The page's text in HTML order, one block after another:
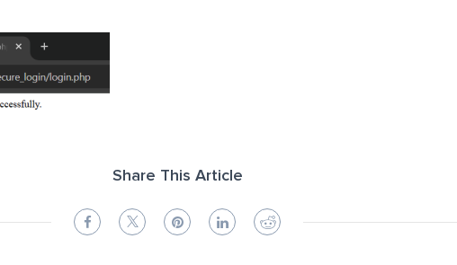
Share This Article